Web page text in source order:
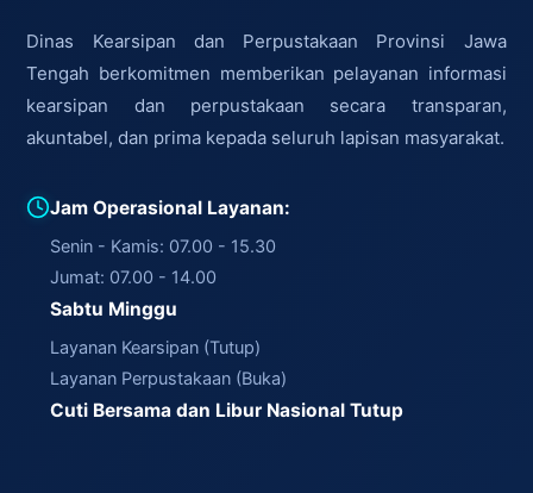
Dinas Kearsipan dan Perpustakaan Provinsi Jawa
Tengah berkomitmen memberikan pelayanan informasi
kearsipan dan perpustakaan secara transparan,
akuntabel, dan prima kepada seluruh lapisan masyarakat.
Jam Operasional Layanan:
Senin - Kamis: 07.00 - 15.30
Jumat: 07.00 - 14.00
Sabtu Minggu
Layanan Kearsipan (Tutup)
Layanan Perpustakaan (Buka)
Cuti Bersama dan Libur Nasional Tutup